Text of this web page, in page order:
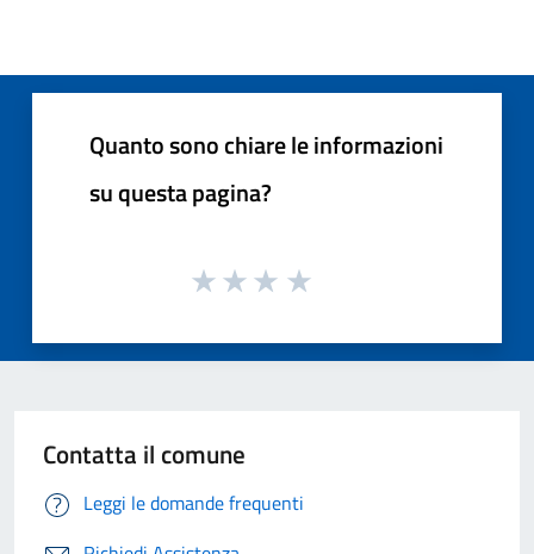
Quanto sono chiare le informazioni
su questa pagina?
Contatta il comune
Leggi le domande frequenti